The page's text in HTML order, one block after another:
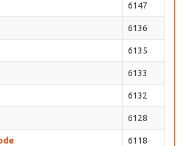
6147
6136
6135
6133
6132
6128
6118